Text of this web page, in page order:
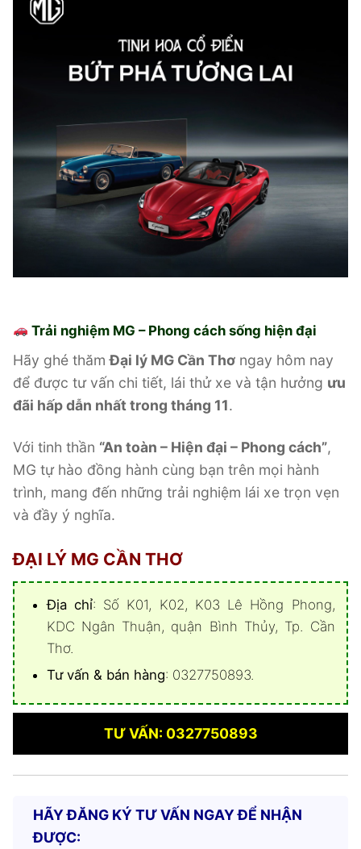
Trải nghiệm MG – Phong cách sống hiện đại
Hãy ghé thămĐại lý MG Cần Thơ ngay hôm nay
để được tư vấn chi tiết, lái thử xe và tận hưởng ưu
đãi hấp dẫn nhất trong tháng 11.
Với tinh thần “An toàn – Hiện đại – Phong cách”,
MG tự hào đồng hành cùng bạn trên mọi hành
trình, mang đến những trải nghiệm lái xe trọn vẹn
và đầy ý nghĩa.
ĐẠI LÝ MG CẦN THƠ
Địa chỉ: Số K01, K02, K03 Lê Hồng Phong,
KDC Ngân Thuận, quận Bình Thủy, Tp. Cần
Thơ.
Tư vấn & bán hàng: 0327750893.
TƯ VẤN: 0327750893
HÃY ĐĂNG KÝ TƯ VẤN NGAY ĐỂ NHẬN
ĐƯỢC: